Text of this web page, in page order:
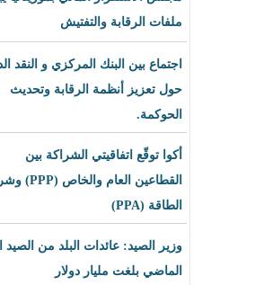
والتفتيش
بين البنك المركزي و النقد الدولي
أنظمة الرقابة وتحديث
اتفاقيتي الشراكة بين
القطاعين العام والخاص (PPP) وشراء
عائدات البلد من الصيد العام
بلغت مليار دولار